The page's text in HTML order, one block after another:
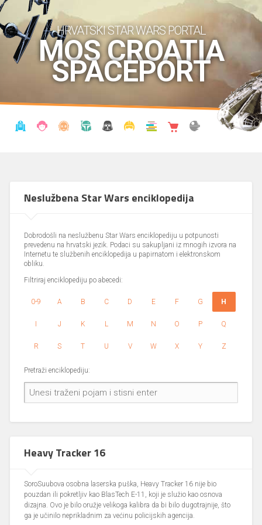
HRVATSKI STAR WARS PORTAL
MOS CROATIA
SPACEPORT
Neslužbena Star Wars enciklopedija
Dobrodošli na neslužbenu Star Wars enciklopediju u potpunosti
prevedenu na hrvatski jezik. Podaci su sakupljani iz mnogih izvora na
Internetu te službenih enciklopedija u papirnatom i elektronskom
obliku.
Filtriraj enciklopediju po abecedi:
0-9 A B C D E F G H
I J K L M N O P Q
R S T U V W X Y Z
Pretraži enciklopediju:
Heavy Tracker 16
SoroSuubova osobna laserska puška, Heavy Tracker 16 nije bio
pouzdan ili pokretljiv kao BlasTech E-11, koji je služio kao osnova
dizajna. Ovo je bilo oružje velikoga kalibra da bi bilo dugotrajnije, što
ga je učinilo neprikladnim za većinu policijskih agencija.